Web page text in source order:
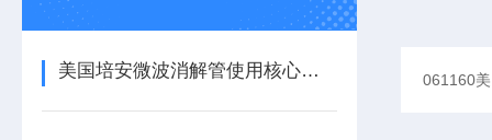
美国培安微波消解管使用核心注意事项